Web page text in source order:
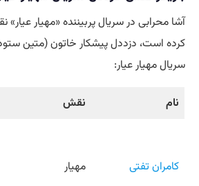
آشا محرابی در سریال پربیننده «مهیار
کرده است، دزددل پیشکار خاتون (متین
سریال مهیار عیار:
نام نقش
کامران تفتی مهیار